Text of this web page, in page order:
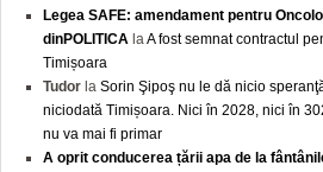
Legea SAFE: amendament pentru
dinPOLITICA laA fost semnat contractul
Timișoara
Tudor la Sorin Şipoş nu le dă nicio
niciodată Timișoara. Nici în 2028, nici în
nu va mai fi primar
A oprit conducerea țării apa de la